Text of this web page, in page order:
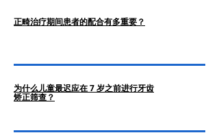
正畸治疗期间患者的配合有多重要？
为什么儿童最迟应在 7 岁之前进行牙齿
矫正筛查？